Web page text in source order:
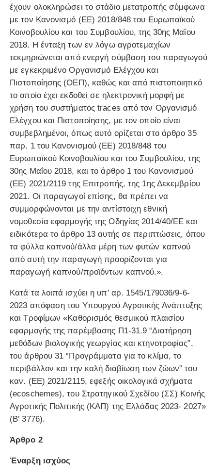
έχουν ολοκληρώσει το στάδιο μετατροπής σύμφωνα
με τον Κανονισμό (ΕΕ) 2018/848 του Ευρωπαϊκού
Κοινοβουλίου και του Συμβουλίου, της 30ης Μαΐου
2018. Η ένταξη των εν λόγω αγροτεμαχίων
τεκμηριώνεται από ενεργή σύμβαση του παραγωγού
με εγκεκριμένο Οργανισμό Ελέγχου και
Πιστοποίησης (ΟΕΠ), καθώς και από πιστοποιητικό
το οποίο έχει εκδοθεί σε ηλεκτρονική μορφή με
χρήση του συστήματος traces από τον Οργανισμό
Ελέγχου και Πιστοποίησης, με τον οποίο είναι
συμβεβλημένοι, όπως αυτό ορίζεται στο άρθρο 35
παρ. 1 του Κανονισμού (ΕΕ) 2018/848 του
Ευρωπαϊκού Κοινοβουλίου και του Συμβουλίου, της
30ης Μαΐου 2018, και το άρθρο 1 του Κανονισμού
(ΕΕ) 2021/2119 της Επιτροπής, της 1ης Δεκεμβρίου
2021. Οι παραγωγοί επίσης, θα πρέπει να
συμμορφώνονται με την αντίστοιχη εθνική
νομοθεσία εφαρμογής της Οδηγίας 2014/40/ΕΕ και
ειδικότερα το άρθρο 13 αυτής σε περιπτώσεις, όπου
τα φύλλα καπνού/άλλα μέρη των φυτών καπνού
από αυτή την παραγωγή προορίζονται για
παραγωγή καπνού/προϊόντων καπνού.».
Κατά τα λοιπά ισχύει η υπ’ αρ. 1545/179036/9-6-
2023 απόφαση του Υπουργού Αγροτικής Ανάπτυξης
και Τροφίμων «Καθορισμός θεσμικού πλαισίου
εφαρμογής της παρέμβασης Π1-31.9 “Διατήρηση
μεθόδων βιολογικής γεωργίας και κτηνοτροφίας”,
του άρθρου 31 “Προγράμματα για το κλίμα, το
περιβάλλον και την καλή διαβίωση των ζώων” του
καν. (ΕΕ) 2021/2115, εφεξής οικολογικά σχήματα
(ecoschemes), του Στρατηγικού Σχεδίου (ΣΣ) Κοινής
Αγροτικής Πολιτικής (ΚΑΠ) της Ελλάδας 2023- 2027»
(Β’ 3776).
Άρθρο 2
Έναρξη ισχύος